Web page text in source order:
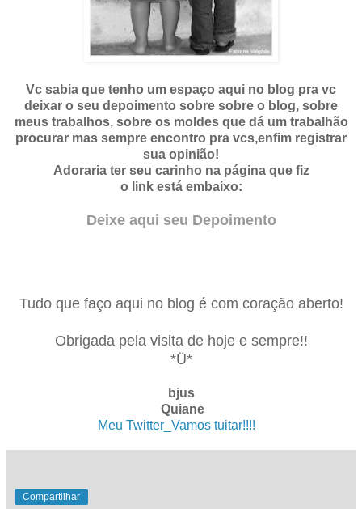
Vc sabia que tenho um espaço aqui no blog pra vc
deixar o seu depoimento sobre sobre o blog, sobre
meus trabalhos, sobre os moldes que dá um trabalhão
procurar mas sempre encontro pra vcs,enfim registrar
sua opinião!
Adoraria ter seu carinho na página que fiz
o link está embaixo:
Deixe aqui seu Depoimento
Tudo que faço aqui no blog é com coração aberto!
Obrigada pela visita de hoje e sempre!!
*Ü*
bjus
Quiane
Meu Twitter_Vamos tuitar!!!!
Compartilhar